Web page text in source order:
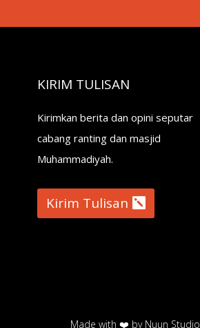
KIRIM TULISAN
Kirimkan berita dan opini seputar
cabang ranting dan masjid
Muhammadiyah.
Kirim Tulisan
Made with ❤️ by Nuun Studio